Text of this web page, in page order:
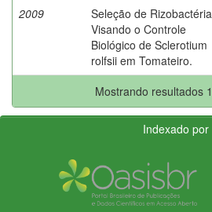
2009
Seleção de
Visando o Controle
Biológico de Sclerotium
rolfsii em Tomateiro.
Mostrando resultados
Indexado por